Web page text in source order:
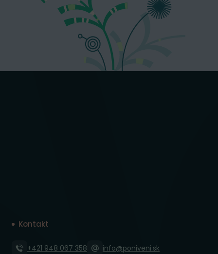
Kontakt
+421 948 067 358 info@poniveni.sk